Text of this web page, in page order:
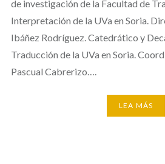
de investigación de la Facultad de
Interpretación de la UVa en Soria.
Ibáñez Rodríguez. Catedrático y
Traducción de la UVa en Soria.
Pascual Cabrerizo….
LEA MÁS